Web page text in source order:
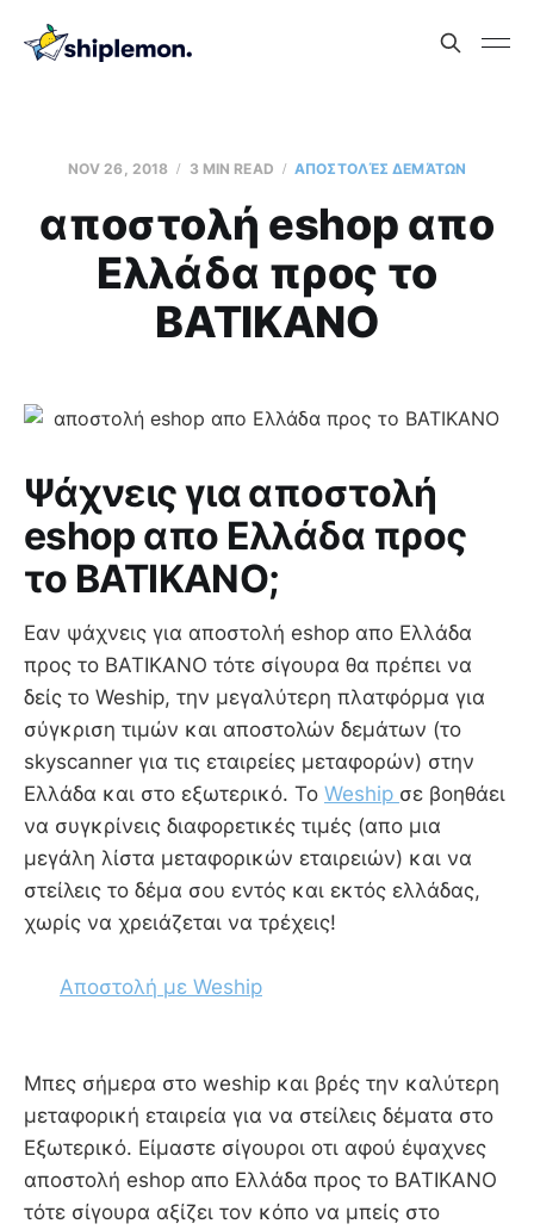
NOV 26, 2018 3 MIN READ AΠΟΣΤΟΛΈΣ ΔΕΜΆΤΩΝ
αποστολή eshop απο
Ελλάδα προς το
ΒΑΤΙΚΑΝΟ
Ψάχνεις για αποστολή
eshop απο Ελλάδα προς
το ΒΑΤΙΚΑΝΟ;
Εαν ψάχνεις για αποστολή eshop απο Ελλάδα
προς το ΒΑΤΙΚΑΝΟ τότε σίγουρα θα πρέπει να
δείς το Weship, την μεγαλύτερη πλατφόρμα για
σύγκριση τιμών και αποστολών δεμάτων (το
skyscanner για τις εταιρείες μεταφορών) στην
Ελλάδα και στο εξωτερικό. Το Weship σε βοηθάει
να συγκρίνεις διαφορετικές τιμές (απο μια
μεγάλη λίστα μεταφορικών εταιρειών) και να
στείλεις το δέμα σου εντός και εκτός ελλάδας,
χωρίς να χρειάζεται να τρέχεις!
Αποστολή με Weship
Mπες σήμερα στο weship και βρές την καλύτερη
μεταφορική εταιρεία για να στείλεις δέματα στο
Εξωτερικό. Είμαστε σίγουροι οτι αφού έψαχνες
αποστολή eshop απο Ελλάδα προς το ΒΑΤΙΚΑΝΟ
τότε σίγουρα αξίζει τον κόπο να μπείς στο